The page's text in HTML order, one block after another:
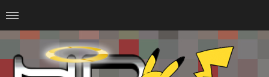
#Animalitosbb